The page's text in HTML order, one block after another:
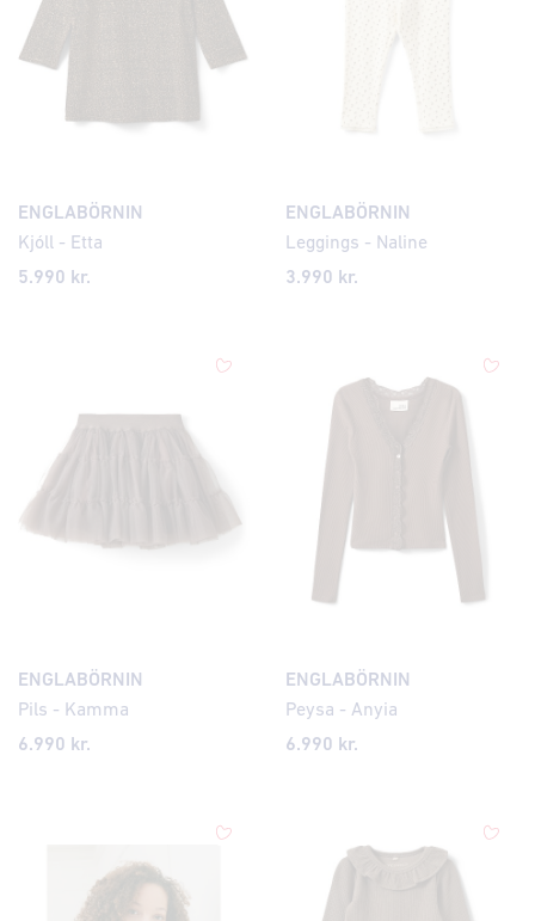
ENGLABÖRNIN
Kjóll - Etta
5.990 kr.
ENGLABÖRNIN
Leggings - Naline
3.990 kr.
ENGLABÖRNIN
Pils - Kamma
6.990 kr.
ENGLABÖRNIN
Peysa - Anyia
6.990 kr.